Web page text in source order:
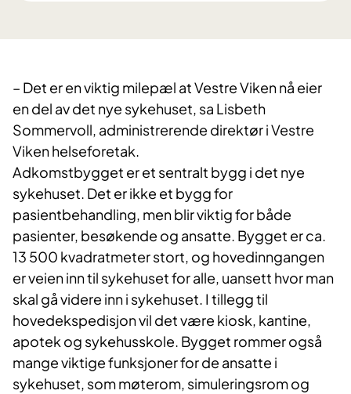
– Det er en viktig milepæl at Vestre Viken nå eier
en del av det nye sykehuset, sa Lisbeth
Sommervoll, administrerende direktør i Vestre
Viken helseforetak.
Adkomstbygget er et sentralt bygg i det nye
sykehuset. Det er ikke et bygg for
pasientbehandling, men blir viktig for både
pasienter, besøkende og ansatte. Bygget er ca.
13 500 kvadratmeter stort, og hovedinngangen
er veien inn til sykehuset for alle, uansett hvor man
skal gå videre inn i sykehuset. I tillegg til
hovedekspedisjon vil det være kiosk, kantine,
apotek og sykehusskole. Bygget rommer også
mange viktige funksjoner for de ansatte i
sykehuset, som møterom, simuleringsrom og